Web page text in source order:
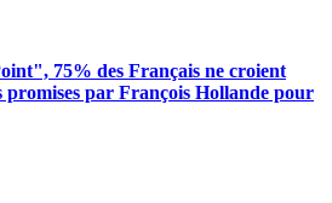
75% des Français ne croient
promises par François Hollande pour